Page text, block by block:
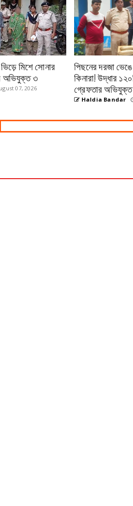
মিশে সোনার
অভিযুক্ত ৩
07, 2026
পিছনের দরজা
কিনারা! উদ্ধার
গ্রেফতার অভিযুক্ত
Haldia Bandar